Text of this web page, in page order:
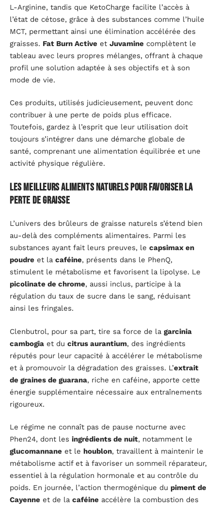
L-Arginine, tandis que KetoCharge facilite l’accès à
l’état de cétose, grâce à des substances comme l’huile
MCT, permettant ainsi une élimination accélérée des
graisses. Fat Burn Active et Juvamine complètent le
tableau avec leurs propres mélanges, offrant à chaque
profil une solution adaptée à ses objectifs et à son
mode de vie.
Ces produits, utilisés judicieusement, peuvent donc
contribuer à une perte de poids plus efficace.
Toutefois, gardez à l’esprit que leur utilisation doit
toujours s’intégrer dans une démarche globale de
santé, comprenant une alimentation équilibrée et une
activité physique régulière.
Les meilleurs aliments naturels pour favoriser la
perte de graisse
L’univers des brûleurs de graisse naturels s’étend bien
au-delà des compléments alimentaires. Parmi les
substances ayant fait leurs preuves, le capsimax en
poudre et la caféine, présents dans le PhenQ,
stimulent le métabolisme et favorisent la lipolyse. Le
picolinate de chrome, aussi inclus, participe à la
régulation du taux de sucre dans le sang, réduisant
ainsi les fringales.
Clenbutrol, pour sa part, tire sa force de la garcinia
cambogia et du citrus aurantium, des ingrédients
réputés pour leur capacité à accélérer le métabolisme
et à promouvoir la dégradation des graisses. L’extrait
de graines de guarana, riche en caféine, apporte cette
énergie supplémentaire nécessaire aux entraînements
rigoureux.
Le régime ne connaît pas de pause nocturne avec
Phen24, dont les ingrédients de nuit, notamment le
glucomannane et le houblon, travaillent à maintenir le
métabolisme actif et à favoriser un sommeil réparateur,
essentiel à la régulation hormonale et au contrôle du
poids. En journée, l’action thermogénique du piment de
Cayenne et de la caféine accélère la combustion des